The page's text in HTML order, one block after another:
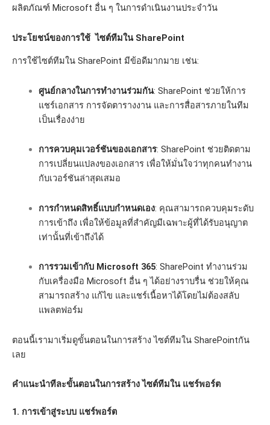
ผลิตภัณฑ์ Microsoft อื่น ๆ ในการดำเนินงานประจำวัน
ประโยชน์ของการใช้ ไซต์ทีมใน SharePoint
การใช้ไซต์ทีมใน SharePoint มีข้อดีมากมาย เช่น:
ศูนย์กลางในการทำงานร่วมกัน: SharePoint ช่วยให้การ
แชร์เอกสาร การจัดตารางงาน และการสื่อสารภายในทีม
เป็นเรื่องง่าย
การควบคุมเวอร์ชันของเอกสาร: SharePoint ช่วยติดตาม
การเปลี่ยนแปลงของเอกสาร เพื่อให้มั่นใจว่าทุกคนทำงาน
กับเวอร์ชันล่าสุดเสมอ
การกำหนดสิทธิ์แบบกำหนดเอง: คุณสามารถควบคุมระดับ
การเข้าถึง เพื่อให้ข้อมูลที่สำคัญมีเฉพาะผู้ที่ได้รับอนุญาต
เท่านั้นที่เข้าถึงได้
การรวมเข้ากับ Microsoft 365: SharePoint ทำงานร่วม
กับเครื่องมือ Microsoft อื่น ๆ ได้อย่างราบรื่น ช่วยให้คุณ
สามารถสร้าง แก้ไข และแชร์เนื้อหาได้โดยไม่ต้องสลับ
แพลตฟอร์ม
ตอนนี้เรามาเริ่มดูขั้นตอนในการสร้าง ไซต์ทีมใน SharePointกัน
เลย
คำแนะนำทีละขั้นตอนในการสร้าง ไซต์ทีมใน แชร์พอร์ต
1. การเข้าสู่ระบบ แชร์พอร์ต